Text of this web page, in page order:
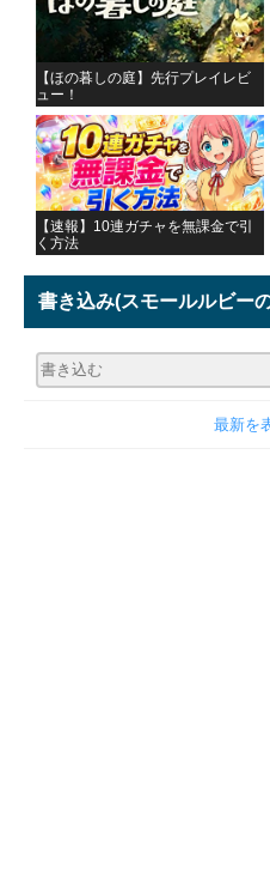
【ほの暮しの庭】先行プレイレビ
ュー！
【速報】10連ガチャを無課金で引
く方法
書き込み(スモールルビー
最新を